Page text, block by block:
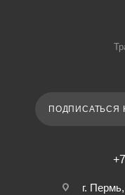
ПОДПИСАТЬСЯ
г.